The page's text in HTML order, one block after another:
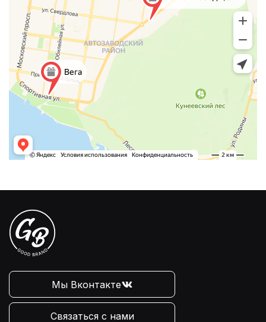
Мы Вконтакте
Связаться с нами